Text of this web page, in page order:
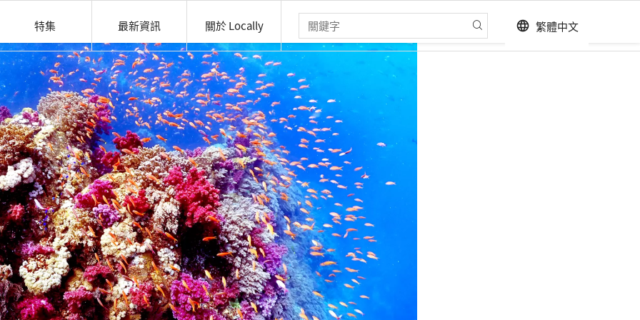
特集 最新資訊 關於 Locally language 繁體中文